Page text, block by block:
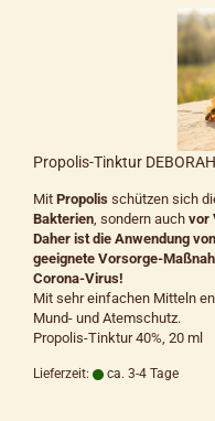
Propolis-Tinktur
Mit Propolis schützen sich
Bakterien, sondern auch vor
Daher ist die Anwendung
geeignete Vorsorge-
Corona-Virus!
Mit sehr einfachen Mitteln
Mund- und Atemschutz.
Propolis-Tinktur 40%, 20 ml
Lieferzeit: ca. 3-4 Tage